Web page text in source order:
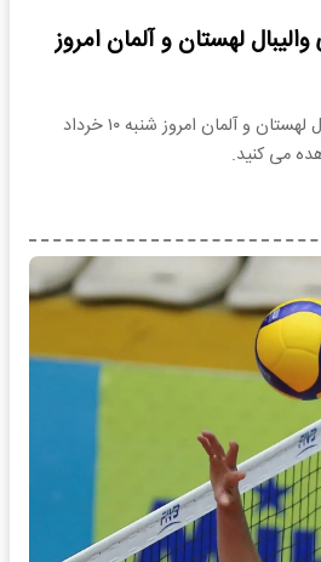
لهستان و آلمان امروز
نتیجه و خلاصه بازی والیبال لهستان و آلمان امروز شنبه ۱۰ خرداد